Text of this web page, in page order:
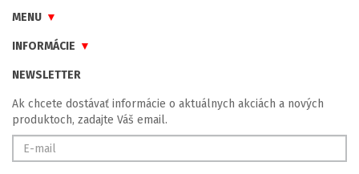
MENU
INFORMÁCIE
NEWSLETTER
Ak chcete dostávať informácie o aktuálnych akciách a nových
produktoch, zadajte Váš email.